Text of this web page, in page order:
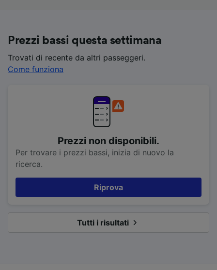
Prezzi bassi questa settimana
Trovati di recente da altri passeggeri.
Come funziona
Prezzi non disponibili.
Per trovare i prezzi bassi, inizia di nuovo la
ricerca.
Riprova
Tutti i risultati